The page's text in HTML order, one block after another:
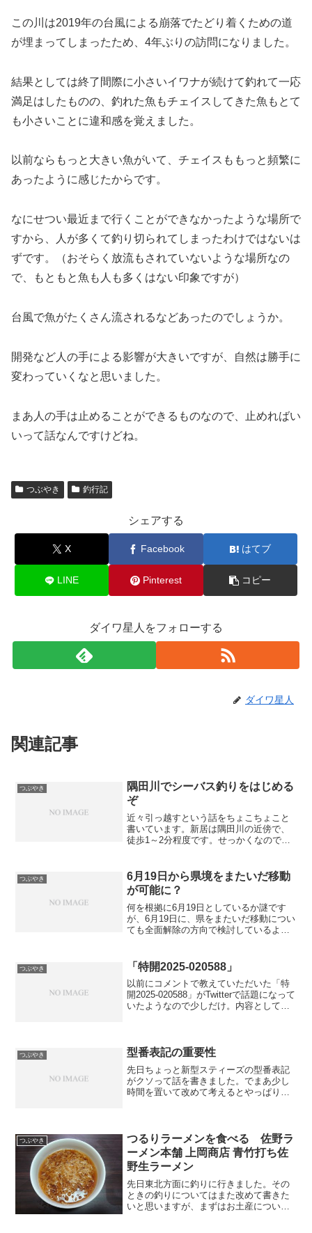
この川は2019年の台風による崩落でたどり着くための道
が埋まってしまったため、4年ぶりの訪問になりました。
結果としては終了間際に小さいイワナが続けて釣れて一応
満足はしたものの、釣れた魚もチェイスしてきた魚もとて
も小さいことに違和感を覚えました。
以前ならもっと大きい魚がいて、チェイスももっと頻繁に
あったように感じたからです。
なにせつい最近まで行くことができなかったような場所で
すから、人が多くて釣り切られてしまったわけではないは
ずです。（おそらく放流もされていないような場所なの
で、もともと魚も人も多くはない印象ですが）
台風で魚がたくさん流されるなどあったのでしょうか。
開発など人の手による影響が大きいですが、自然は勝手に
変わっていくなと思いました。
まあ人の手は止めることができるものなので、止めればい
いって話なんですけどね。
つぶやき 釣行記
シェアする
X Facebook はてブ
LINE Pinterest コピー
ダイワ星人をフォローする
ダイワ星人
関連記事
つぶやき
隅田川でシーバス釣りをはじめる
ぞ
近々引っ越すという話をちょこちょこと
書いています。新居は隅田川の近傍で、
徒歩1～2分程度です。せっかくなのでこ
きましたが、今の住まいも隅田川まで徒
歩10分程度で、過去に...
つぶやき
6月19日から県境をまたいだ移動
が可能に？
何を根拠に6月19日としているか謎です
が、6月19日に、県をまたいだ移動につい
ても全面解除の方向で検討しているよう
（例えば現時点では沖縄県が示唆してい
ます）。また、6月...
つぶやき 「特開2025-020588」
以前にコメントで教えていただいた「特
開2025-020588」がTwitterで話題になって
いたようなので少しだけ。内容としては
つぶやき 型番表記の重要性
先日ちょっと新型スティーズの型番表記
がクソって話を書きました。でまあ少し
時間を置いて改めて考えるとやっぱりク
るのもク...
つぶやき
つるりラーメンを食べる 佐野ラ
ーメン本舗 上岡商店 青竹打ち佐
野生ラーメン
先日東北方面に釣りに行きました。その
ときの釣りについてはまた改めて書きた
いと思いますが、まずはお土産について